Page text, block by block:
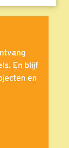
En blijf
en